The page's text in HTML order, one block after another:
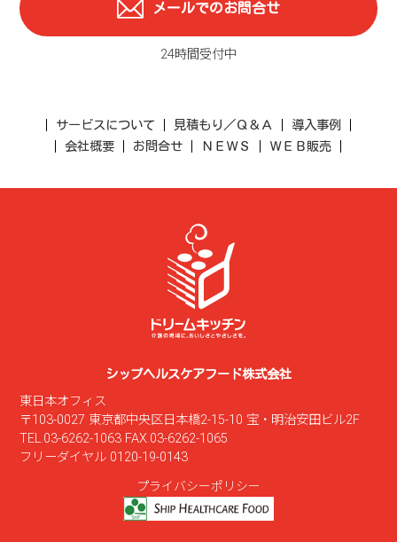
メールでのお問合せ
24時間受付中
サービスについて 見積もり／Ｑ＆Ａ
導入事例
会社概要
お問合せ ＮＥＷＳ ＷＥＢ販売
シップヘルスケアフード株式会社
東日本オフィス
〒103-0027 東京都中央区日本橋2-15-10 宝・明治安田ビル2F
TEL.03-6262-1063 FAX.03-6262-1065
フリーダイヤル 0120-19-0143
プライバシーポリシー